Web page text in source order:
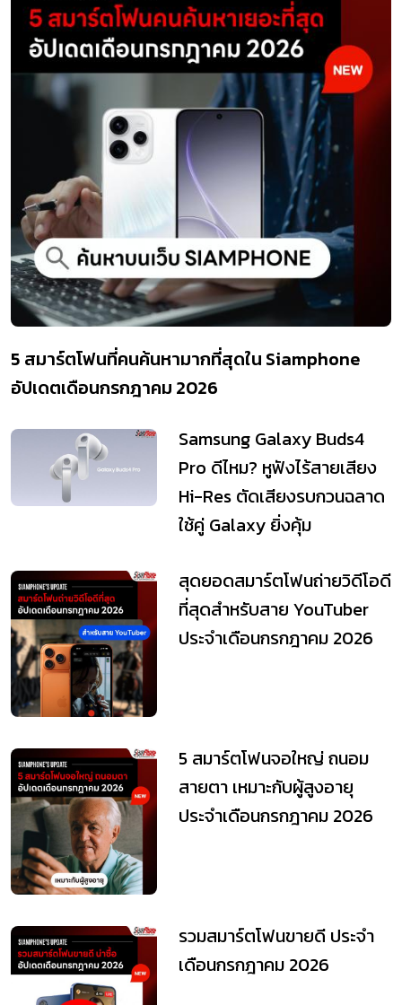
5 สมาร์ตโฟนที่คนค้นหามากที่สุดใน Siamphone
อัปเดตเดือนกรกฎาคม 2026
Samsung Galaxy Buds4
Pro ดีไหม? หูฟังไร้สายเสียง
Hi-Res ตัดเสียงรบกวนฉลาด
ใช้คู่ Galaxy ยิ่งคุ้ม
สุดยอดสมาร์ตโฟนถ่ายวิดีโอดี
ที่สุดสำหรับสาย YouTuber
ประจำเดือนกรกฎาคม 2026
5 สมาร์ตโฟนจอใหญ่ ถนอม
สายตา เหมาะกับผู้สูงอายุ
ประจำเดือนกรกฎาคม 2026
รวมสมาร์ตโฟนขายดี ประจำ
เดือนกรกฎาคม 2026